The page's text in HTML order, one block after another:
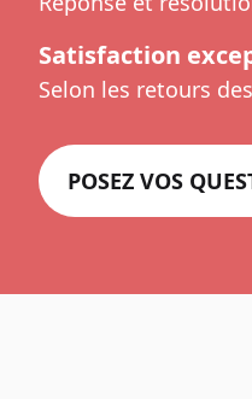
Satisfaction
Selon les retours
POSEZ VOS